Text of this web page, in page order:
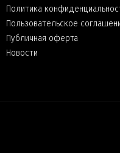
Политика
Пользовательское
Публичная оферта
Новости